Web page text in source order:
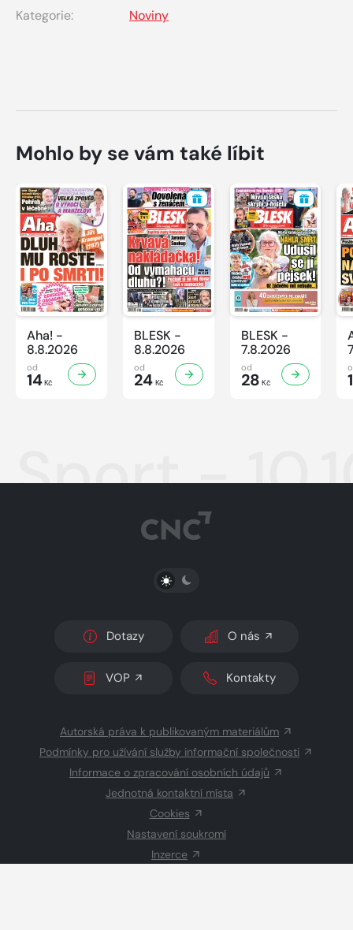
Kategorie:
Noviny
Mohlo by se vám také líbit
Aha! -
8.8.2026
od
14Kč
BLESK -
8.8.2026
od
24Kč
BLESK -
7.8.2026
od
28 Kč
Sport -
PŘEPNOUT SVĚTLÝ/TMAVÝ REŽIM
Dotazy O nás
VOP Kontakty
Autorská práva k publikovaným materiálům
Podmínky pro užívání služby informační společnosti
Informace o zpracování osobních údajů
Jednotná kontaktní místa
Cookies
Nastavení soukromí
Inzerce